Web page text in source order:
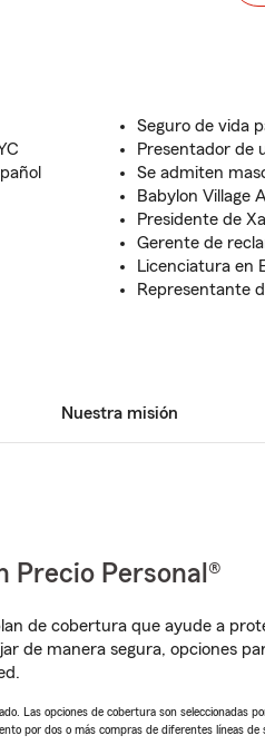
Seguro de vida
Presentador de
Se admiten
Babylon Village
Presidente de
Gerente de
Licenciatura en
Representante
Nuestra misión
Precio Personal®
de cobertura que ayude a
de manera segura, opciones
Las opciones de cobertura son seleccionadas
por dos o más compras de diferentes líneas